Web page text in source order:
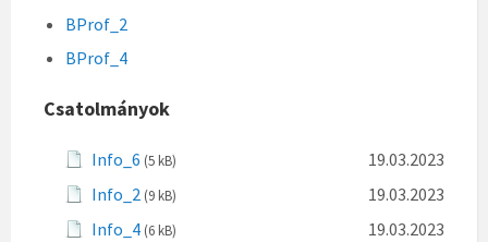
BProf_2
BProf_4
Csatolmányok
Info_6 (5 kB)
19.03.2023
Info_2 (9 kB)
19.03.2023
Info_4 (6 kB)
19.03.2023